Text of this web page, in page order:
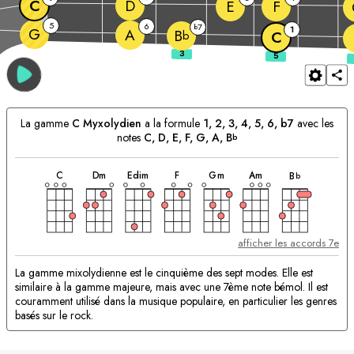
G 5 A 6 Bb
b7 C 1
C D E F
La gamme C Myxolydien a la formule 1, 2, 3, 4, 5, 6, b7 avec les
notes C, D, E, F, G, A, Bb
correspondants:
C
accord
Dm
accord
Edim
accord
F
accord
Gm
accord
Am
accord
Bb
accord
afficher les accords 7e
La gamme mixolydienne est le cinquième des sept modes. Elle est
similaire à la gamme majeure, mais avec une 7ème note bémol. Il est
couramment utilisé dans la musique populaire, en particulier les genres
basés sur le rock.